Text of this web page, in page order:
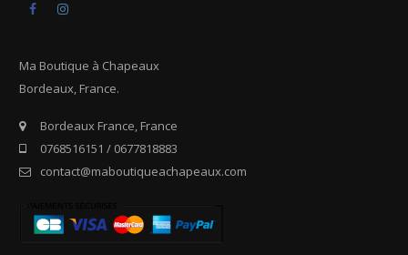
Facebook
Ma Boutique à Chapeaux
Bordeaux, France.
Bordeaux France, France
0768516151 / 0677818883
contact@maboutiqueachapeaux.com